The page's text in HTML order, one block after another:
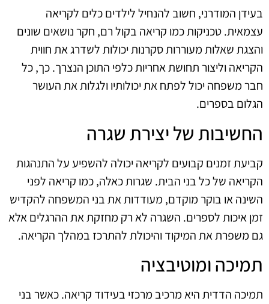
בעידן המודרני, חשוב להנחיל לילדים כלים לקריאה
עצמאית. טכניקות כמו קריאה בקול רם, חקר נושאים שונים
והצגת שאלות מעוררות סקרנות יכולות לשדרג את חווית
הקריאה וליצור תחושת אחריות כלפי התוכן הנצרך. כך, כל
חבר משפחה יכול לפתח את יכולותיו ולגלות את העושר
הגלום בספרים.
החשיבות של יצירת שגרה
קביעת זמנים קבועים לקריאה יכולה להשפיע על התנהגות
הקריאה של כל בני הבית. שגרות כאלה, כמו קריאה לפני
השינה או בוקר מוקדם, מעודדות את בני המשפחה להקדיש
זמן איכות לספרים. השגרה לא רק מחזקת את ההרגלים אלא
גם משפרת את המיקוד והיכולת להתרכז במהלך הקריאה.
תמיכה ומוטיבציה
תמיכה הדדית היא מרכיב מרכזי בעידוד קריאה. כאשר בני